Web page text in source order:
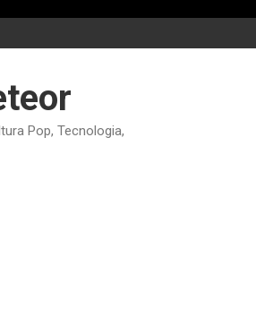
Pop, Tecnologia,